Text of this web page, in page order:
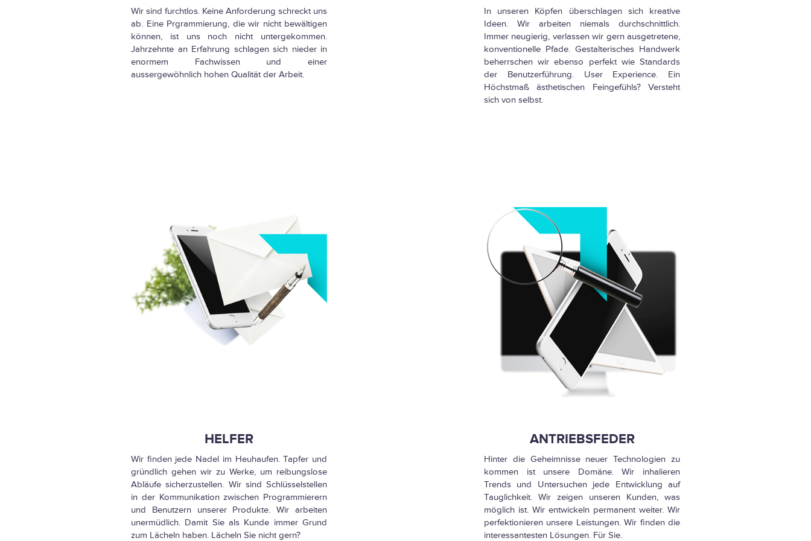
Wir sind furchtlos. Keine Anforderung schreckt uns
ab. Eine Prgrammierung, die wir nicht bewältigen
können, ist uns noch nicht untergekommen.
Jahrzehnte an Erfahrung schlagen sich nieder in
enormem Fachwissen und einer
aussergewöhnlich hohen Qualität der Arbeit.
In unseren Köpfen überschlagen sich kreative
Ideen. Wir arbeiten niemals durchschnittlich.
Immer neugierig, verlassen wir gern ausgetretene,
konventionelle Pfade. Gestalterisches Handwerk
beherrschen wir ebenso perfekt wie Standards
der Benutzerführung. User Experience. Ein
Höchstmaß ästhetischen Feingefühls? Versteht
sich von selbst.
HELFER
Wir finden jede Nadel im Heuhaufen. Tapfer und
gründlich gehen wir zu Werke, um reibungslose
Abläufe sicherzustellen. Wir sind Schlüsselstellen
in der Kommunikation zwischen Programmierern
und Benutzern unserer Produkte. Wir arbeiten
unermüdlich. Damit Sie als Kunde immer Grund
zum Lächeln haben. Lächeln Sie nicht gern?
ANTRIEBSFEDER
Hinter die Geheimnisse neuer Technologien zu
kommen ist unsere Domäne. Wir inhalieren
Trends und Untersuchen jede Entwicklung auf
Tauglichkeit. Wir zeigen unseren Kunden, was
möglich ist. Wir entwickeln permanent weiter. Wir
perfektionieren unsere Leistungen. Wir finden die
interessantesten Lösungen. Für Sie.